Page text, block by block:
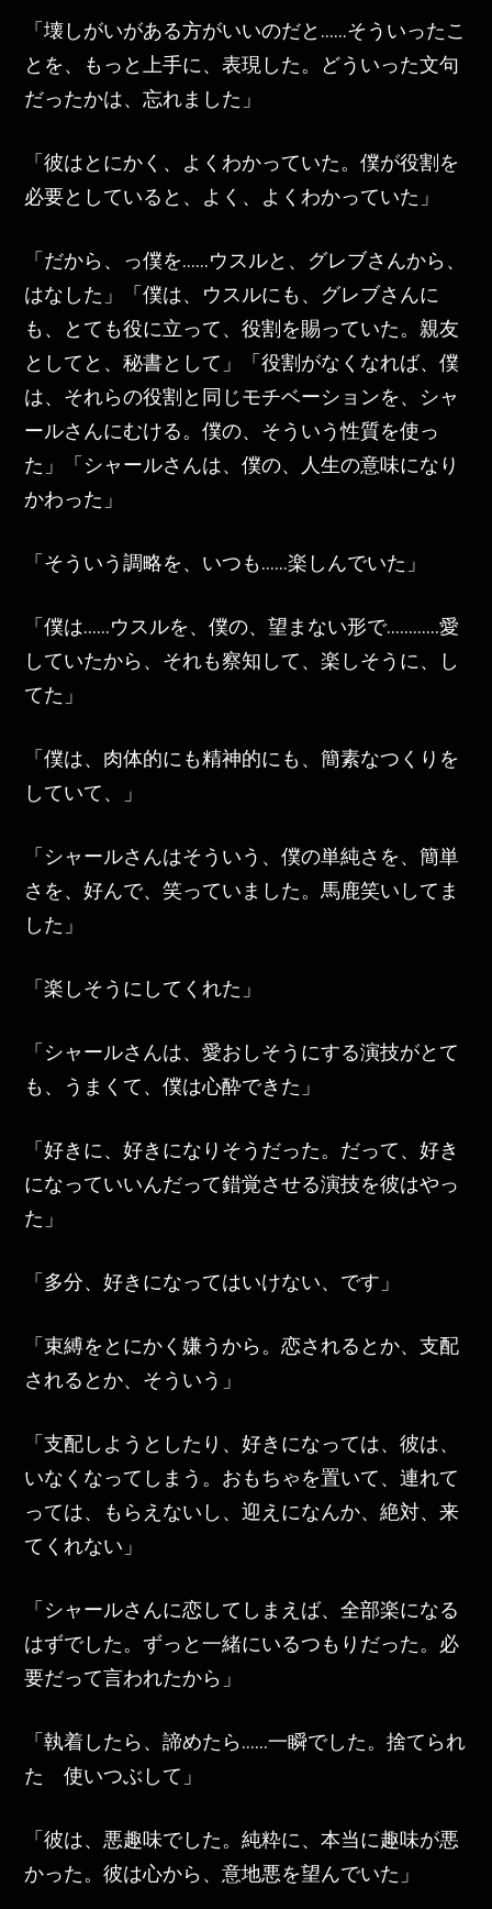
「壊しがいがある方がいいのだと……そういったこ
とを、もっと上手に、表現した。どういった文句
だったかは、忘れました」
「彼はとにかく、よくわかっていた。僕が役割を
必要としていると、よく、よくわかっていた」
「だから、っ僕を……ウスルと、グレブさんから、
はなした」「僕は、ウスルにも、グレブさんに
も、とても役に立って、役割を賜っていた。親友
としてと、秘書として」「役割がなくなれば、僕
は、それらの役割と同じモチベーションを、シャ
ールさんにむける。僕の、そういう性質を使っ
た」「シャールさんは、僕の、人生の意味になり
かわった」
「そういう調略を、いつも……楽しんでいた」
「僕は……ウスルを、僕の、望まない形で…………愛
していたから、それも察知して、楽しそうに、し
てた」
「僕は、肉体的にも精神的にも、簡素なつくりを
していて、」
「シャールさんはそういう、僕の単純さを、簡単
さを、好んで、笑っていました。馬鹿笑いしてま
した」
「楽しそうにしてくれた」
「シャールさんは、愛おしそうにする演技がとて
も、うまくて、僕は心酔できた」
「好きに、好きになりそうだった。だって、好き
になっていいんだって錯覚させる演技を彼はやっ
た」
「多分、好きになってはいけない、です」
「束縛をとにかく嫌うから。恋されるとか、支配
されるとか、そういう」
「支配しようとしたり、好きになっては、彼は、
いなくなってしまう。おもちゃを置いて、連れて
っては、もらえないし、迎えになんか、絶対、来
てくれない」
「シャールさんに恋してしまえば、全部楽になる
はずでした。ずっと一緒にいるつもりだった。必
要だって言われたから」
「執着したら、諦めたら……一瞬でした。捨てられ
た 使いつぶして」
「彼は、悪趣味でした。純粋に、本当に趣味が悪
かった。彼は心から、意地悪を望んでいた」